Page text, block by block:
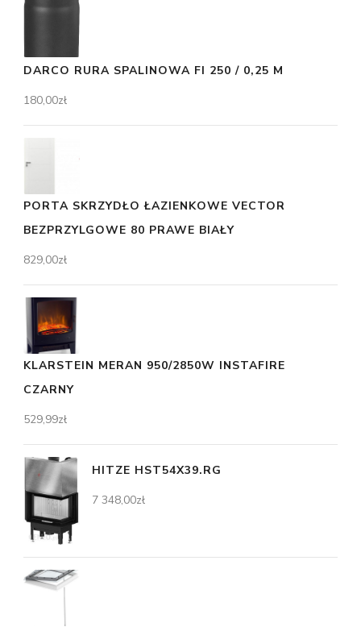
DARCO RURA SPALINOWA FI 250 / 0,25 M
180,00zł
PORTA SKRZYDŁO ŁAZIENKOWE VECTOR
BEZPRZYLGOWE 80 PRAWE BIAŁY
829,00zł
KLARSTEIN MERAN 950/2850W INSTAFIRE
CZARNY
529,99zł
HITZE HST54X39.RG
7 348,00zł